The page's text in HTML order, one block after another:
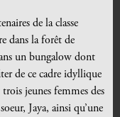
de la classe
dans la forêt de
un bungalow dont
de ce cadre idyllique
jeunes femmes des
Jaya, ainsi qu’une